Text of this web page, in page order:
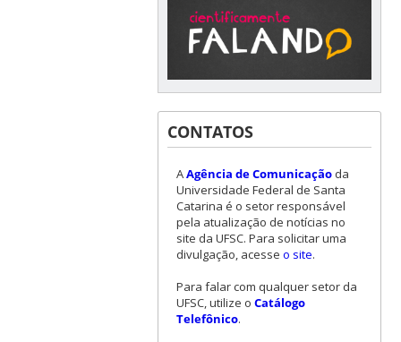
CONTATOS
AAgência de Comunicaçãoda
Universidade Federal de Santa
Catarina é o setor responsável
pela atualização de notícias no
site da UFSC. Para solicitar uma
divulgação, acesse o site.
Para falar com qualquer setor da
UFSC, utilize o Catálogo
Telefônico.